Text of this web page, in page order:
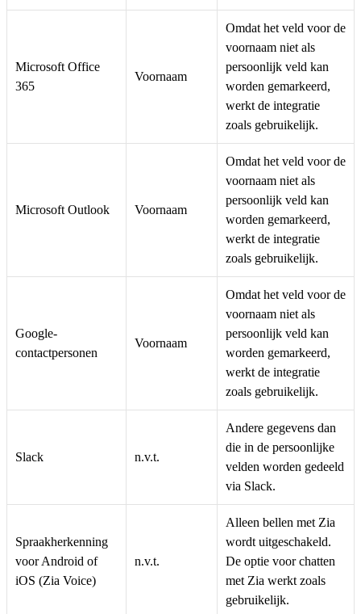
Microsoft Office
365
Voornaam
Omdat het veld voor de
voornaam niet als
persoonlijk veld kan
worden gemarkeerd,
werkt de integratie
zoals gebruikelijk.
Microsoft Outlook Voornaam
Omdat het veld voor de
voornaam niet als
persoonlijk veld kan
worden gemarkeerd,
werkt de integratie
zoals gebruikelijk.
Google-
contactpersonen
Voornaam
Omdat het veld voor de
voornaam niet als
persoonlijk veld kan
worden gemarkeerd,
werkt de integratie
zoals gebruikelijk.
Slack n.v.t.
Andere gegevens dan
die in de persoonlijke
velden worden gedeeld
via Slack.
Spraakherkenning
voor Android of
iOS (Zia Voice)
n.v.t.
Alleen bellen met Zia
wordt uitgeschakeld.
De optie voor chatten
met Zia werkt zoals
gebruikelijk.